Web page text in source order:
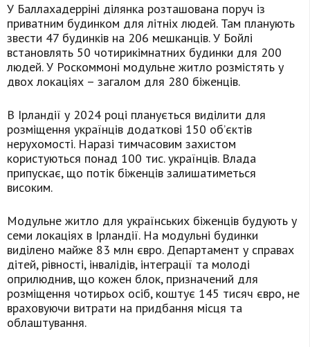
У Баллахадерріні ділянка розташована поруч із
приватним будинком для літніх людей. Там планують
звести 47 будинків на 206 мешканців. У Бойлі
встановлять 50 чотирикімнатних будинки для 200
людей. У Роскоммоні модульне житло розмістять у
двох локаціях – загалом для 280 біженців.
В Ірландії у 2024 році планується виділити для
розміщення українців додаткові 150 об’єктів
нерухомості. Наразі тимчасовим захистом
користуються понад 100 тис. українців. Влада
припускає, що потік біженців залишатиметься
високим.
Модульне житло для українських біженців будують у
семи локаціях в Ірландії. На модульні будинки
виділено майже 83 млн євро. Департамент у справах
дітей, рівності, інвалідів, інтеграції та молоді
оприлюднив, що кожен блок, призначений для
розміщення чотирьох осіб, коштує 145 тисяч євро, не
враховуючи витрати на придбання місця та
облаштування.